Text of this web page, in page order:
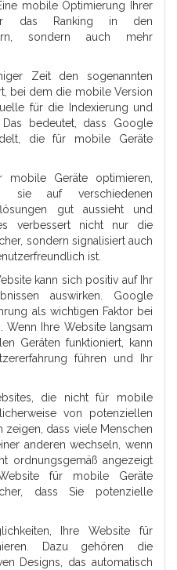
mobile Optimierung Ihrer
das Ranking in den
sondern auch mehr
Zeit den sogenannten
bei dem die mobile Version
für die Indexierung und
bedeutet, dass Google
die für mobile Geräte
mobile Geräte optimieren,
auf verschiedenen
gut aussieht und
verbessert nicht nur die
sondern signalisiert auch
ist.
kann sich positiv auf Ihr
auswirken. Google
als wichtigen Faktor bei
Wenn Ihre Website langsam
Geräten funktioniert, kann
führen und Ihr
die nicht für mobile
von potenziellen
zeigen, dass viele Menschen
anderen wechseln, wenn
ordnungsgemäß angezeigt
für mobile Geräte
dass Sie potenzielle
Ihre Website für
Dazu gehören die
Designs, das automatisch